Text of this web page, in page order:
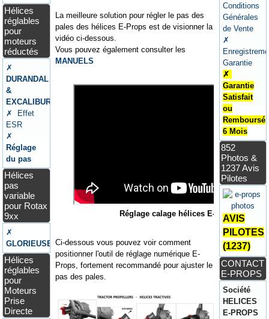
Hélices
réglables
pour
moteurs
réductés
✗
DURANDAL
&
EXCALIBUR
✗ Effet
ESR
✗
Réglage
du pas
Hélices
pas
variable
pour Rotax
9xx
✗
GLORIEUSE
Hélices
réglables
pour
Moteurs
Prise
Directe
La meilleure solution pour régler le pas des
pales des hélices E-Props est de visionner la
vidéo ci-dessous.
Vous pouvez également consulter les
MANUELS
Réglage calage hélices E-Props
Ci-dessous vous pouvez voir comment
positionner l'outil de réglage numérique E-
Props, fortement recommandé pour ajuster le
pas des pales.
Conditions
Générales
de Vente
✗
Garantie
✗
Garantie
Satisfait
ou
Remboursé
6 Mois
852
Photos &
1237 Avis
Pilotes
AVIS
PILOTES
(1237)
CONTACT
E-PROPS
Société
HELICES
E-PROPS